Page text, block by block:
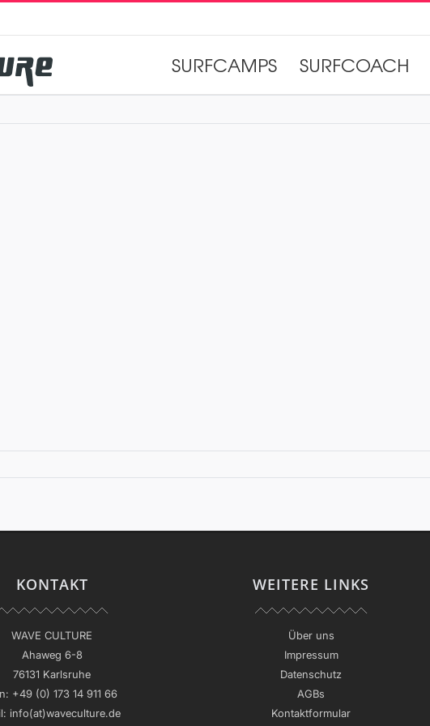
SURFCAMPS SURFCOACH
KONTAKT
WAVE CULTURE
Ahaweg 6-8
76131 Karlsruhe
+49 (0) 173 14 911 66
info(at)waveculture.de
WEITERE LINKS
Über uns
Impressum
Datenschutz
AGBs
Kontaktformular